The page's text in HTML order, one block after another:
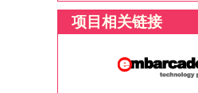
项目相关链接